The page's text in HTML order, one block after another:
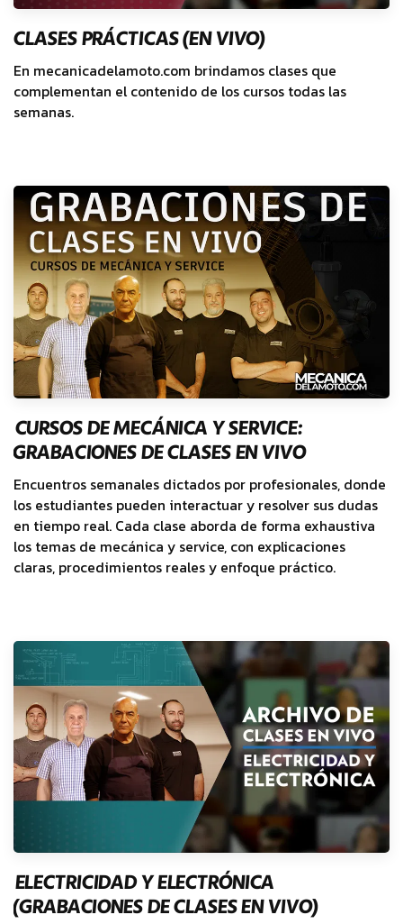
CLASES PRÁCTICAS (EN VIVO)
En mecanicadelamoto.com brindamos clases que
complementan el contenido de los cursos todas las
semanas.
CURSOS DE MECÁNICA Y SERVICE:
GRABACIONES DE CLASES EN VIVO
Encuentros semanales dictados por profesionales, donde
los estudiantes pueden interactuar y resolver sus dudas
en tiempo real. Cada clase aborda de forma exhaustiva
los temas de mecánica y service, con explicaciones
claras, procedimientos reales y enfoque práctico.
ELECTRICIDAD Y ELECTRÓNICA
(GRABACIONES DE CLASES EN VIVO)